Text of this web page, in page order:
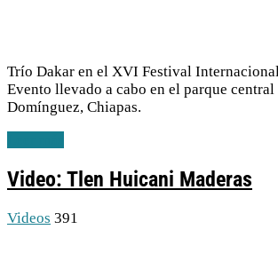
Trío Dakar en el XVI Festival
Evento llevado a cabo en el parque central
Domínguez, Chiapas.
Video: Tlen Huicani Maderas
Videos 391